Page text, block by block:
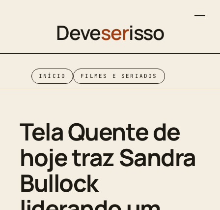
Deveserisso
INÍCIO FILMES E SERIADOS
Tela Quente de
hoje traz Sandra
Bullock